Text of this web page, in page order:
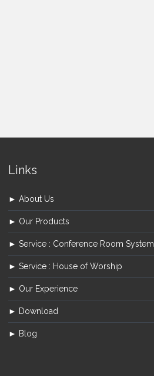
Links
► About Us
► Our Products
► Service : Conference Room System
► Service : House of Worship
► Our Experience
► Download
► Blog